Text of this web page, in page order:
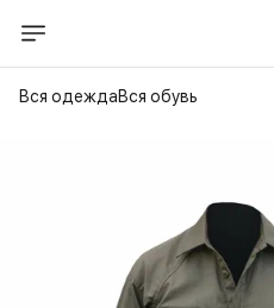
Вся одеждаВся обувь